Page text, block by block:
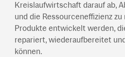
Kreislaufwirtschaft darauf ab,
und die Ressourceneffizienz
Produkte entwickelt werden,
repariert, wiederaufbereitet
können.